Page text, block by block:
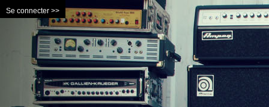
Se connecter >>